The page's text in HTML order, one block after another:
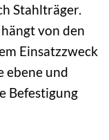
Stahlträger.
von den
Einsatzzweck
ebene und
Befestigung